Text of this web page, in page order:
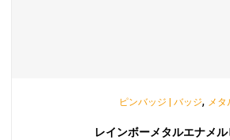
ピンバッジ | バッジ, メタ
レインボーメタルエナメ